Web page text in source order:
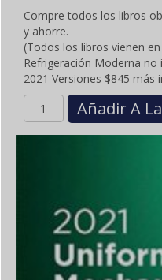
Compre todos los libros
y ahorre.
(Todos los libros vienen
Refrigeración Moderna no
2021 Versiones $845 más
Cantidad
FOUR
PRE-
Añadir A